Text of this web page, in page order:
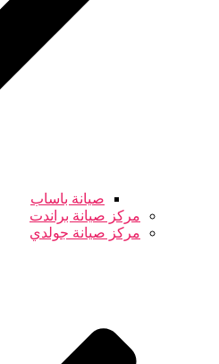
صيانة باساب
مركز صيانة براندت
مركز صيانة جولدي